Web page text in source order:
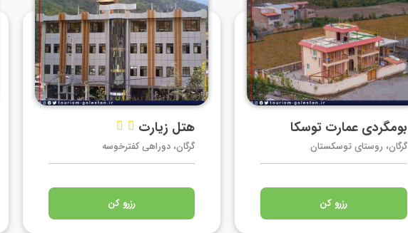
بومگردی عمارت توسکا
گرگان، روستای توسکستان
رزرو کن
هتل زیارت 

گرگان، دوراهی کفترخوسه
رزرو کن